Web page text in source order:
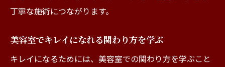
丁寧な施術につながります。
美容室でキレイになれる関わり方を学ぶ
キレイになるためには、美容室での関わり方を学ぶこと